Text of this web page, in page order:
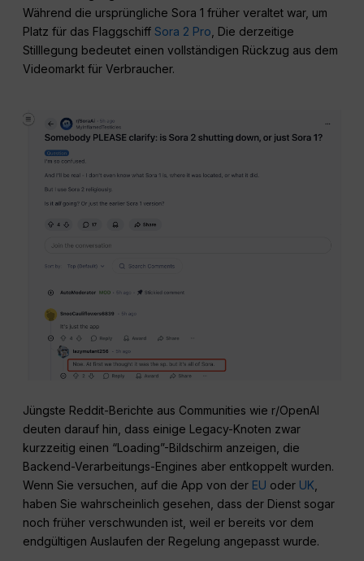
Während die ursprüngliche Sora 1 früher veraltet war, um
Platz für das FlaggschiffSora 2 Pro , Die derzeitige
Stilllegung bedeutet einen vollständigen Rückzug aus dem
Videomarkt für Verbraucher.
Jüngste Reddit-Berichte aus Communities wie r/OpenAI
deuten darauf hin, dass einige Legacy-Knoten zwar
kurzzeitig einen “Loading”-Bildschirm anzeigen, die
Backend-Verarbeitungs-Engines aber entkoppelt wurden.
Wenn Sie versuchen, auf die App von der EU oder UK
haben Sie wahrscheinlich gesehen, dass der Dienst sogar
noch früher verschwunden ist, weil er bereits vor dem
endgültigen Auslaufen der Regelung angepasst wurde.